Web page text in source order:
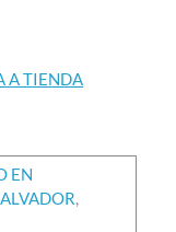
A TIENDA
EN